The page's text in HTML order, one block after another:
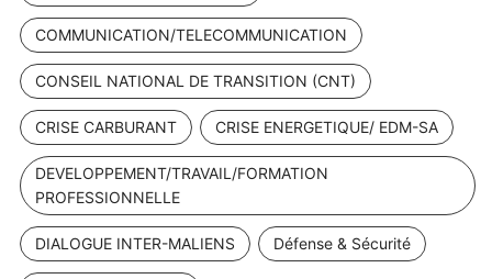
COMMUNICATION/TELECOMMUNICATION
CONSEIL NATIONAL DE TRANSITION (CNT)
CRISE CARBURANT CRISE ENERGETIQUE/ EDM-SA
DEVELOPPEMENT/TRAVAIL/FORMATION
PROFESSIONNELLE
DIALOGUE INTER-MALIENS Défense & Sécurité